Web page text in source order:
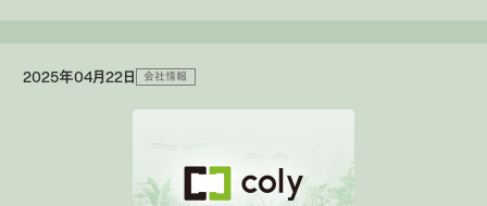
2025年04月22日 会社情報